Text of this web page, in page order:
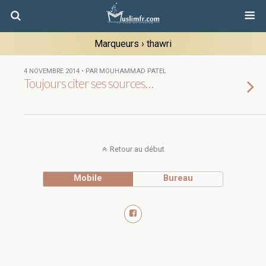
Marqueurs › thawri
4 NOVEMBRE 2014 • PAR MOUHAMMAD PATEL
Toujours citer ses sources…
Retour au début
Mobile Bureau